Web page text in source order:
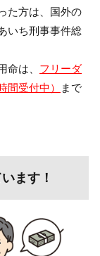
た方は、国外の
いち刑事事件総
命は、 フリーダ
間受付中）
まで
ます！